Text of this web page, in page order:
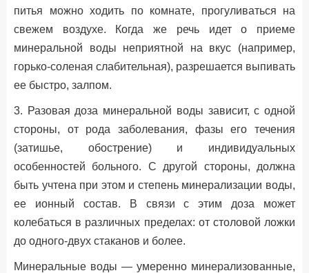
питья можно ходить по комнате, прогуливаться на
свежем воздухе. Когда же речь идет о приеме
минеральной воды неприятной на вкус (например,
горько-соленая слабительная), разрешается выпивать
ее быстро, залпом.
3. Разовая доза минеральной воды зависит, с одной
стороны, от рода заболевания, фазы его течения
(затишье, обострение) и индивидуальных
особенностей больного. С другой стороны, должна
быть учтена при этом и степень минерализации воды,
ее ионный состав. В связи с этим доза может
колебаться в различных пределах: от столовой ложки
до одного-двух стаканов и более.
Минеральные воды — умеренно минерализованные,